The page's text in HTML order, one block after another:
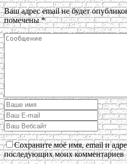
Ваш адрес email не будет
помечены*
Сохраните моё имя, email и
последующих моих комментариев